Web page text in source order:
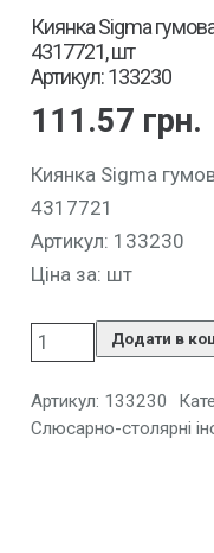
Киянка Sigma
4317721, шт
Артикул: 133230
111.57 грн.
Киянка Sigma
4317721
Артикул: 133230
Ціна за: шт
Додати в
Артикул: 133230
Слюсарно-столярні